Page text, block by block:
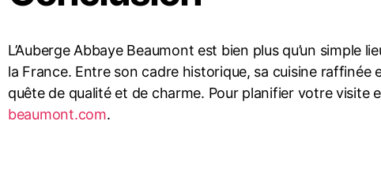
L’Auberge Abbaye Beaumont est bien plus qu’un
la France. Entre son cadre historique, sa cuisine
quête de qualité et de charme. Pour planifier votre
beaumont.com.